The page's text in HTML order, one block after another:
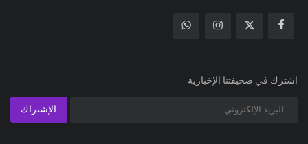
اشترك في صحيفتنا الإخبارية
الإشتراك